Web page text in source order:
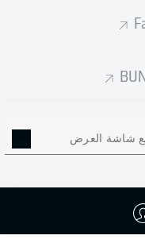
شاشة العرض